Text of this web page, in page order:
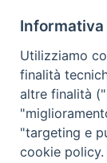
Abbonamenti
Informativa
Utilizziamo
finalità
altre finalità
"targeting e
cookie policy.